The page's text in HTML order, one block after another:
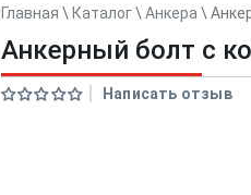
Главная \ Каталог\ Анкера \
Анкерный болт с
Написать отзыв